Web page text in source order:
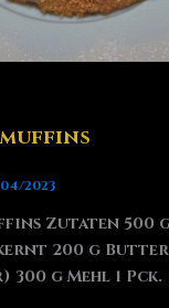
2023
Zutaten 500
200 g Butter
300 g Mehl 1 Pck.